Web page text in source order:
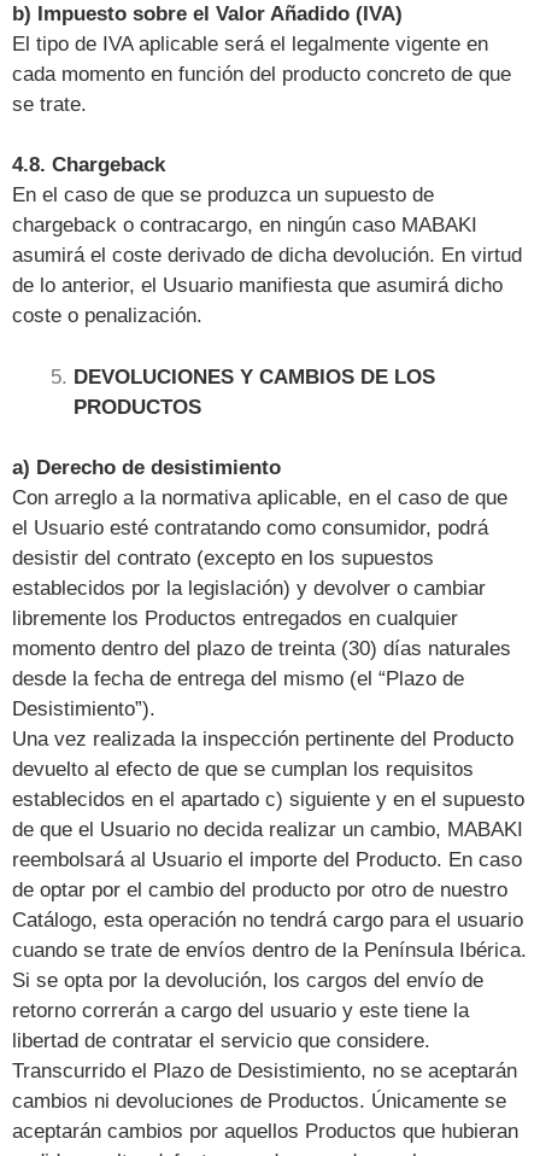
b) Impuesto sobre el Valor Añadido (IVA)
El tipo de IVA aplicable será el legalmente vigente en
cada momento en función del producto concreto de que
se trate.
4.8. Chargeback
En el caso de que se produzca un supuesto de
chargeback o contracargo, en ningún caso MABAKI
asumirá el coste derivado de dicha devolución. En virtud
de lo anterior, el Usuario manifiesta que asumirá dicho
coste o penalización.
DEVOLUCIONES Y CAMBIOS DE LOS
PRODUCTOS
a) Derecho de desistimiento
Con arreglo a la normativa aplicable, en el caso de que
el Usuario esté contratando como consumidor, podrá
desistir del contrato (excepto en los supuestos
establecidos por la legislación) y devolver o cambiar
libremente los Productos entregados en cualquier
momento dentro del plazo de treinta (30) días naturales
desde la fecha de entrega del mismo (el “Plazo de
Desistimiento”).
Una vez realizada la inspección pertinente del Producto
devuelto al efecto de que se cumplan los requisitos
establecidos en el apartado c) siguiente y en el supuesto
de que el Usuario no decida realizar un cambio, MABAKI
reembolsará al Usuario el importe del Producto. En caso
de optar por el cambio del producto por otro de nuestro
Catálogo, esta operación no tendrá cargo para el usuario
cuando se trate de envíos dentro de la Península Ibérica.
Si se opta por la devolución, los cargos del envío de
retorno correrán a cargo del usuario y este tiene la
libertad de contratar el servicio que considere.
Transcurrido el Plazo de Desistimiento, no se aceptarán
cambios ni devoluciones de Productos. Únicamente se
aceptarán cambios por aquellos Productos que hubieran